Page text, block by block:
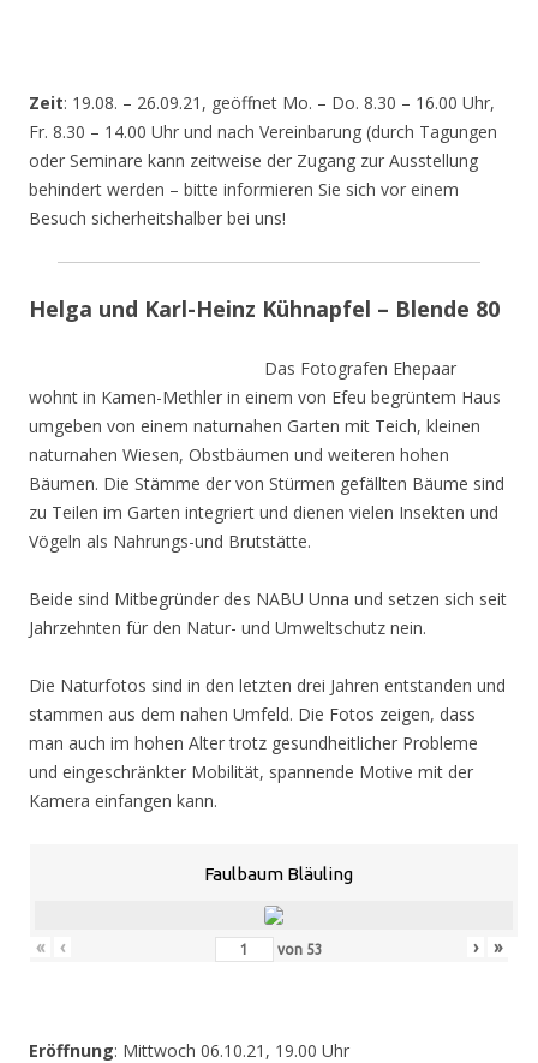
Zeit: 19.08. – 26.09.21, geöffnet Mo. – Do. 8.30 – 16.00 Uhr,
Fr. 8.30 – 14.00 Uhr und nach Vereinbarung (durch Tagungen
oder Seminare kann zeitweise der Zugang zur Ausstellung
behindert werden – bitte informieren Sie sich vor einem
Besuch sicherheitshalber bei uns!
Helga und Karl-Heinz Kühnapfel – Blende 80
Das Fotografen Ehepaar
wohnt in Kamen-Methler in einem von Efeu begrüntem Haus
umgeben von einem naturnahen Garten mit Teich, kleinen
naturnahen Wiesen, Obstbäumen und weiteren hohen
Bäumen. Die Stämme der von Stürmen gefällten Bäume sind
zu Teilen im Garten integriert und dienen vielen Insekten und
Vögeln als Nahrungs-und Brutstätte.
Beide sind Mitbegründer des NABU Unna und setzen sich seit
Jahrzehnten für den Natur- und Umweltschutz nein.
Die Naturfotos sind in den letzten drei Jahren entstanden und
stammen aus dem nahen Umfeld. Die Fotos zeigen, dass
man auch im hohen Alter trotz gesundheitlicher Probleme
und eingeschränkter Mobilität, spannende Motive mit der
Kamera einfangen kann.
Faulbaum Bläuling
« ‹ von 53 › »
Eröffnung: Mittwoch 06.10.21, 19.00 Uhr